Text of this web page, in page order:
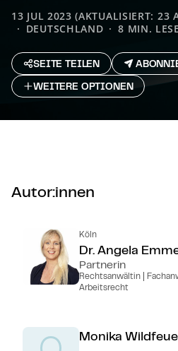
13 JUL 2023 (AKTUALISIERT: 23
DEUTSCHLAND
8 MIN.
SEITE TEILEN
WEITERE OPTIONEN
Autor:innen
Köln
Dr. Angela
Partnerin
Rechtsanwältin |
Arbeitsrecht
Monika